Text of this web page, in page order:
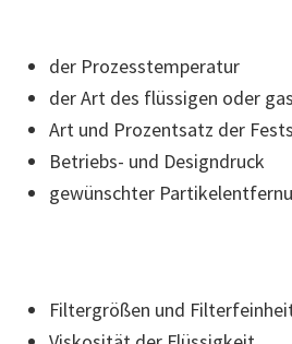
der Prozesstemperatur
der Art des flüssigen oder
Art und Prozentsatz der
Betriebs- und Designdruck
gewünschter
Filtergrößen und